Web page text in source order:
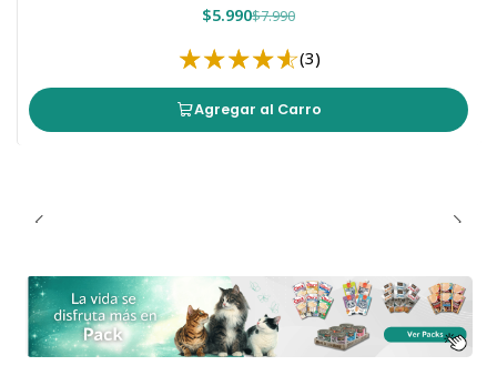
$5.990$7.990
(3)
Agregar al Carro